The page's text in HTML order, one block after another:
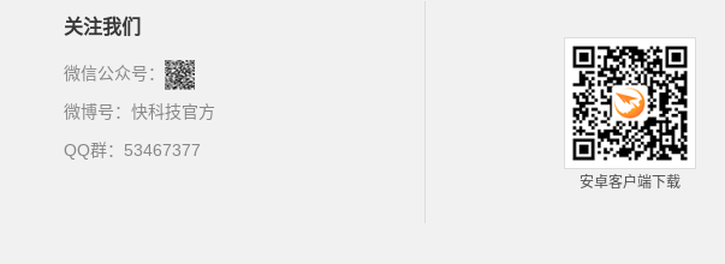
关注我们
微信公众号：
微博号： 快科技官方
QQ群：53467377
安卓客户端下载